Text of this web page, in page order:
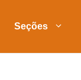
Seções